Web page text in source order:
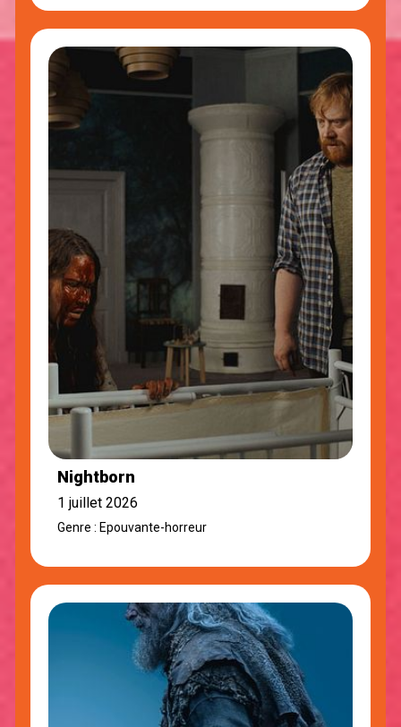
Nightborn
1 juillet 2026
Genre : Epouvante-horreur